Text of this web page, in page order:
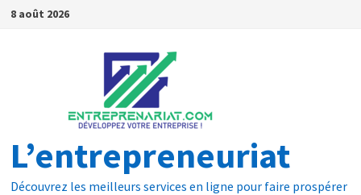
8 août 2026
L’entrepreneuriat
Découvrez les meilleurs services en ligne pour faire prospérer